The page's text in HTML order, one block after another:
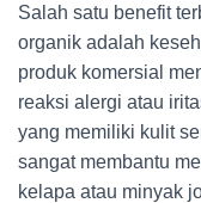
Salah satu benefit
organik adalah
produk komersial
reaksi alergi atau
yang memiliki kulit
sangat membantu
kelapa atau minyak